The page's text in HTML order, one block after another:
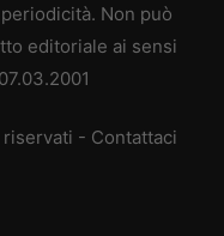
Non può
editoriale ai sensi
- Contattaci